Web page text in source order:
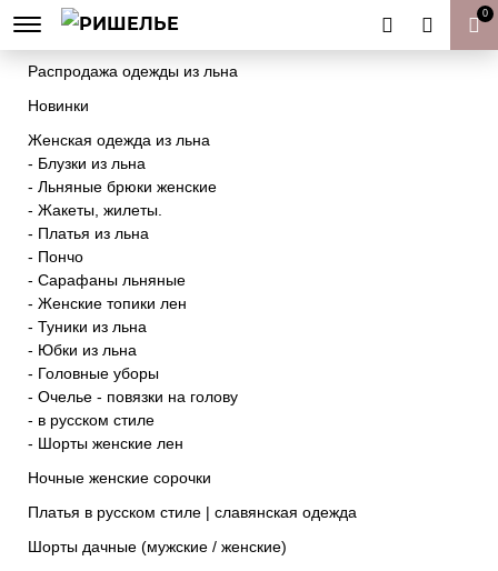
0
Товары к Пасхе | Пасхальный декор
Распродажа одежды из льна
Новинки
Женская одежда из льна
- Блузки из льна
- Льняные брюки женские
- Жакеты, жилеты.
- Платья из льна
- Пончо
- Сарафаны льняные
- Женские топики лен
- Туники из льна
- Юбки из льна
- Головные уборы
- Очелье - повязки на голову
- в русском стиле
- Шорты женские лен
Ночные женские сорочки
Платья в русском стиле | славянская одежда
Шорты дачные (мужские / женские)